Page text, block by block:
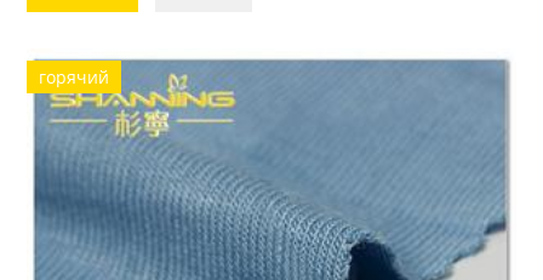
горячий